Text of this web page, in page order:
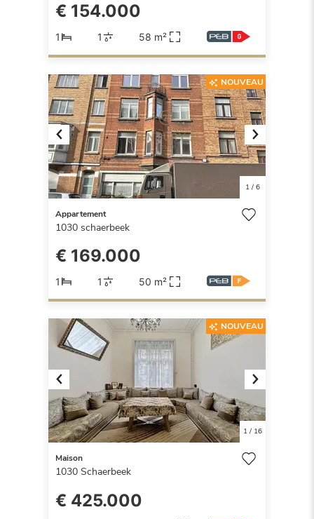
€ 154.000
1 1 58 m²
Previous Next
1/ 6
NOUVEAU
Appartement
1030 schaerbeek
€ 169.000
1 1 50 m²
Previous Next
1/ 16
NOUVEAU
Maison
1030 Schaerbeek
€ 425.000